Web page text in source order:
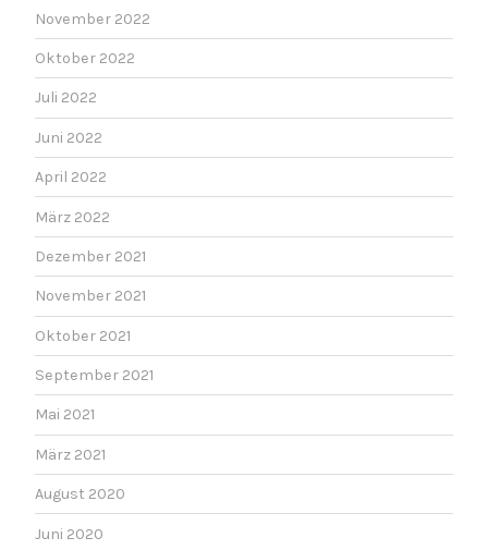
November 2022
Oktober 2022
Juli 2022
Juni 2022
April 2022
März 2022
Dezember 2021
November 2021
Oktober 2021
September 2021
Mai 2021
März 2021
August 2020
Juni 2020